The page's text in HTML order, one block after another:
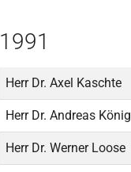
1991
Herr Dr. Axel Kaschte
Herr Dr. Andreas König
Herr Dr. Werner Loose